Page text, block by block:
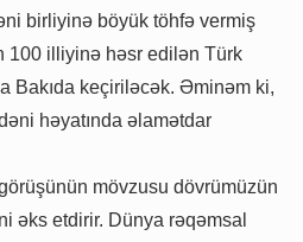
birliyinə böyük töhfə vermiş
100 illiyinə həsr edilən Türk
Bakıda keçiriləcək. Əminəm ki,
həyatında əlamətdar
mövzusu dövrümüzün
əks etdirir. Dünya rəqəmsal